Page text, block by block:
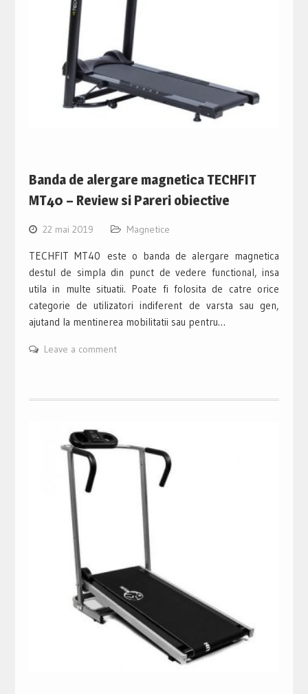
Banda de alergare magnetica TECHFIT
MT40 – Review si Pareri obiective
22 mai 2019 Magnetice
TECHFIT MT40 este o banda de alergare magnetica
destul de simpla din punct de vedere functional, insa
utila in multe situatii. Poate fi folosita de catre orice
categorie de utilizatori indiferent de varsta sau gen,
ajutand la mentinerea mobilitatii sau pentru…
Leave a comment